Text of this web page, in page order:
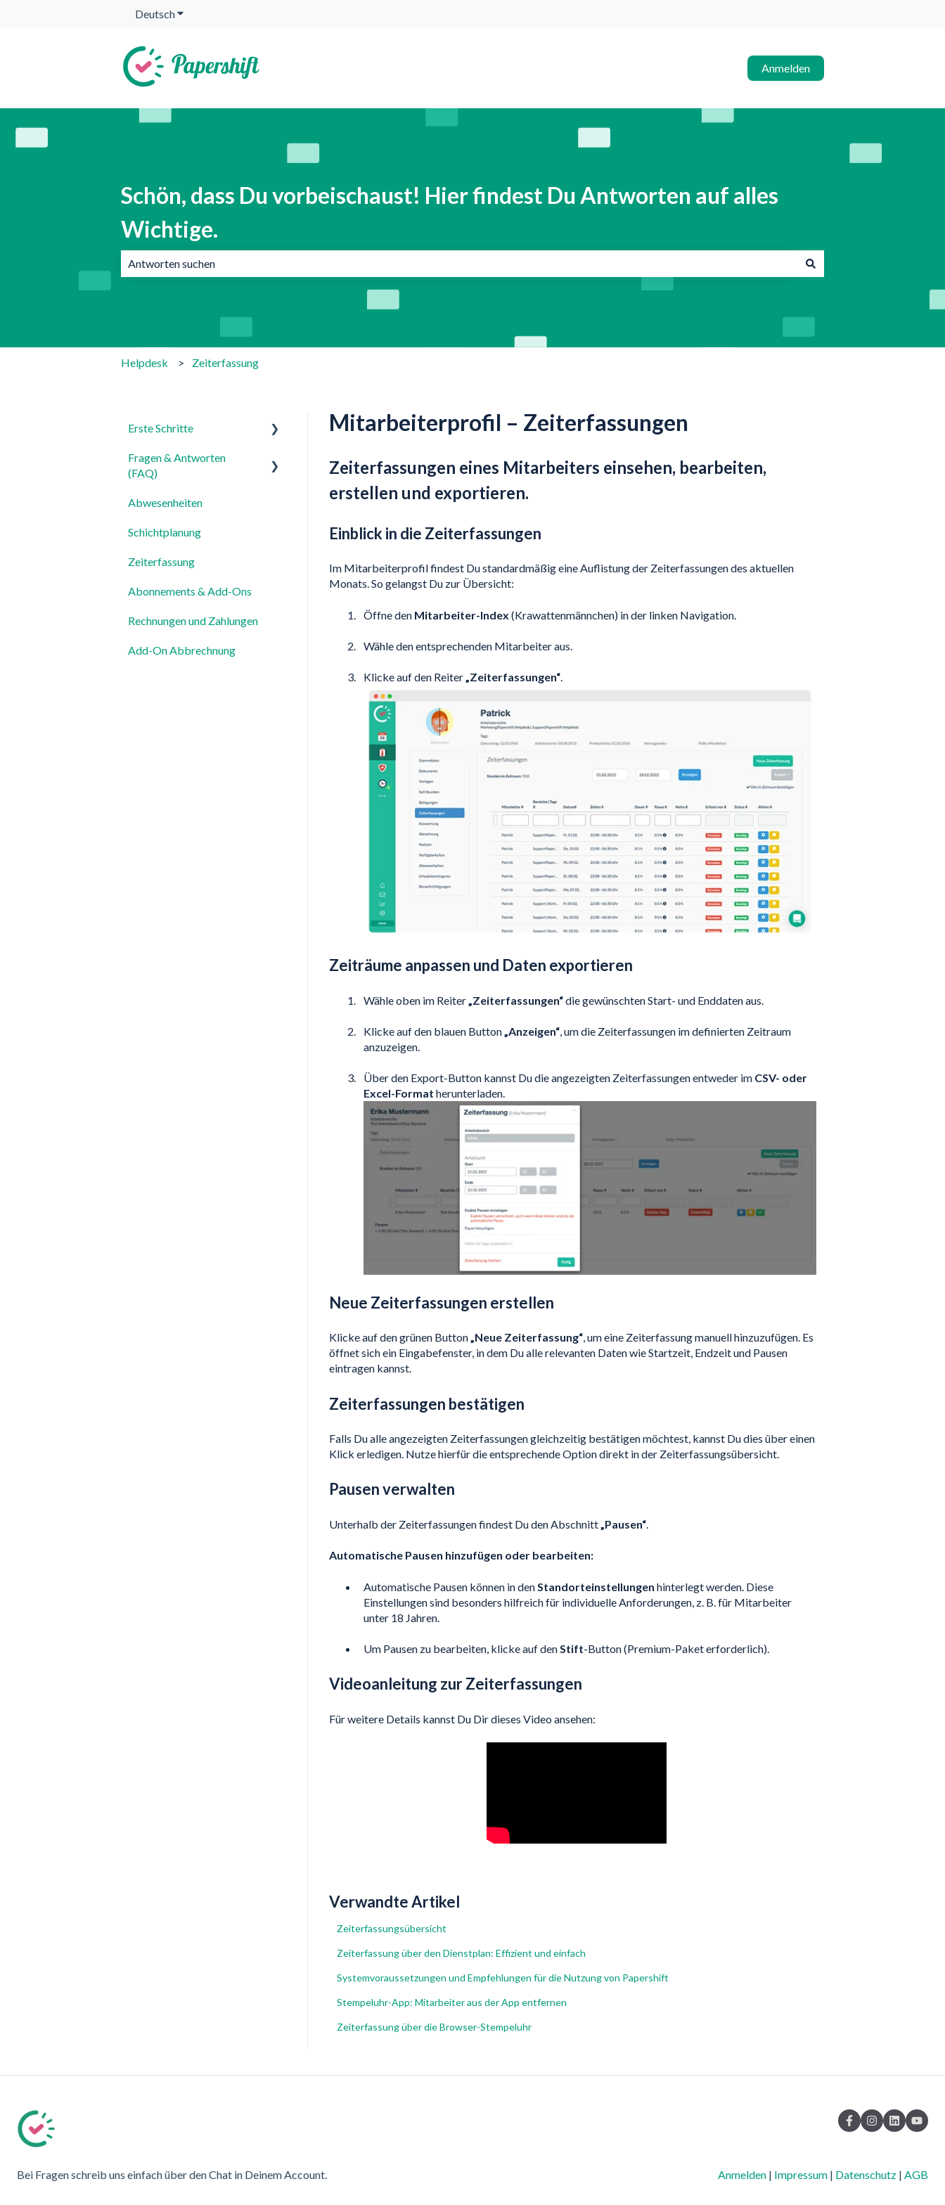
DeutschUntermenü für Übersetzungen anzeigen
Anmelden
Schön, dass Du vorbeischaust! Hier findest Du Antworten auf alles
Wichtige.
Helpdesk Zeiterfassung
Mitarbeiterprofil – Zeiterfassungen
Zeiterfassungen eines Mitarbeiters einsehen, bearbeiten,
erstellen und exportieren.
Einblick in die Zeiterfassungen
Im Mitarbeiterprofil findest Du standardmäßig eine Auflistung der Zeiterfassungen des aktuellen
Monats. So gelangst Du zur Übersicht:
Öffne den Mitarbeiter-Index (Krawattenmännchen) in der linken Navigation.
Wähle den entsprechenden Mitarbeiter aus.
Klicke auf den Reiter„Zeiterfassungen“.
Zeiträume anpassen und Daten exportieren
Wähle oben im Reiter „Zeiterfassungen“die gewünschten Start- und Enddaten aus.
Klicke auf den blauen Button„Anzeigen“, um die Zeiterfassungen im definierten Zeitraum
anzuzeigen.
Über den Export-Button kannst Du die angezeigten Zeiterfassungen entweder im CSV- oder
Excel-Format herunterladen.
Neue Zeiterfassungen erstellen
Klicke auf den grünen Button„Neue Zeiterfassung“, um eine Zeiterfassung manuell hinzuzufügen. Es
öffnet sich ein Eingabefenster, in dem Du alle relevanten Daten wie Startzeit, Endzeit und Pausen
eintragen kannst.
Zeiterfassungen bestätigen
Falls Du alle angezeigten Zeiterfassungen gleichzeitig bestätigen möchtest, kannst Du dies über einen
Klick erledigen. Nutze hierfür die entsprechende Option direkt in der Zeiterfassungsübersicht.
Pausen verwalten
Unterhalb der Zeiterfassungen findest Du den Abschnitt „Pausen“.
Automatische Pausen hinzufügen oder bearbeiten:
Automatische Pausen können in den Standorteinstellungen hinterlegt werden. Diese
Einstellungen sind besonders hilfreich für individuelle Anforderungen, z. B. für Mitarbeiter
unter 18 Jahren.
Um Pausen zu bearbeiten, klicke auf denStift-Button (Premium-Paket erforderlich).
Videoanleitung zur Zeiterfassungen
Für weitere Details kannst Du Dir dieses Video ansehen:
Verwandte Artikel
Zeiterfassungsübersicht
Zeiterfassung über den Dienstplan: Effizient und einfach
Systemvoraussetzungen und Empfehlungen für die Nutzung von Papershift
Stempeluhr-App: Mitarbeiter aus der App entfernen
Zeiterfassung über die Browser-Stempeluhr
Erste Schritte
Für Admins
Fragen & Antworten
(FAQ)
Login, Account & Sicherheit
Mitarbeiterverwaltung
Mitarbeiterprofile &
Arbeitsbereiche
Zeiterfassung, Soll-Stunden
Abwesenheiten
Schichtplanung
Zeiterfassung
Abonnements & Add-Ons
Rechnungen und Zahlungen
Add-On Abbrechnung
Bei Fragen schreib uns einfach über den Chat in Deinem Account. Anmelden | Impressum | Datenschutz | AGB